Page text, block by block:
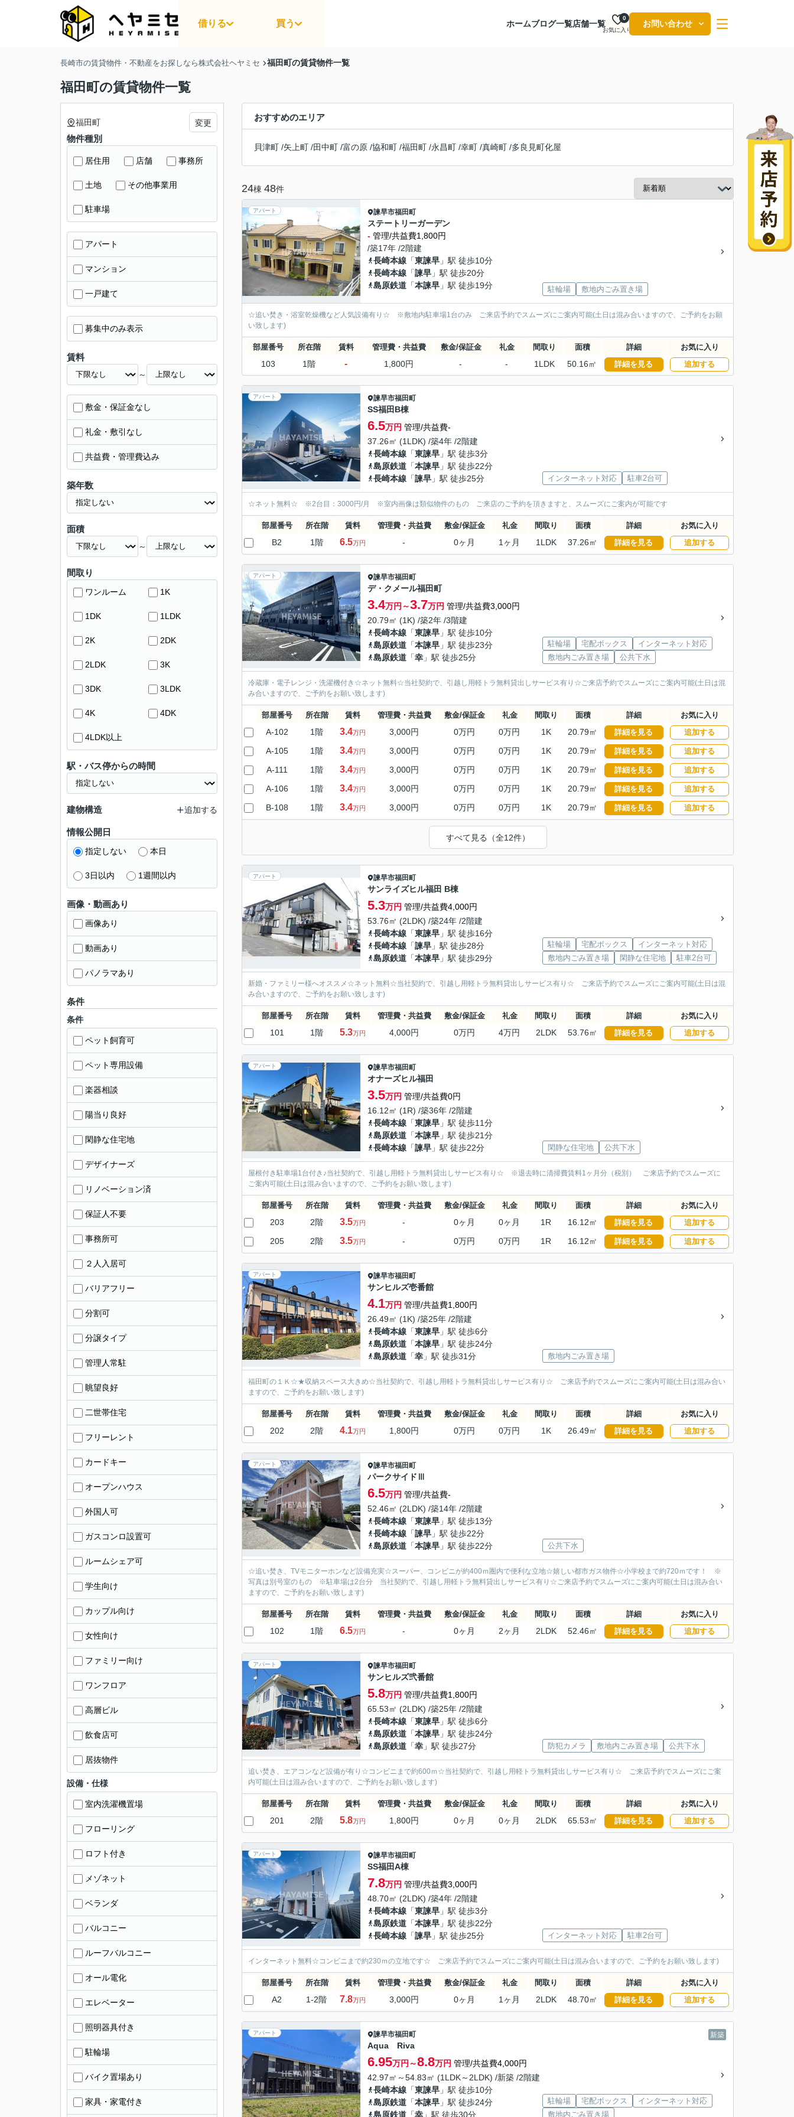
借りる 買う ホームブログ一覧店舗一覧
お気に入り
0
お問い合わせ
長崎市の賃貸物件・不動産をお探しなら株式会社ヘヤミセ 福田町の賃貸物件一覧
福田町の賃貸物件一覧
おすすめのエリア
貝津町 /矢上町 /田中町 /富の原 /協和町 /福田町 /永昌町 /幸町 /真崎町 /多良見町化屋
24棟 48件
アパート 諫早市福田町
ステートリーガーデン
- 管理/共益費1,800円
/築17年 /2階建
長崎本線 「東諫早 」駅 徒歩10分
長崎本線 「諫早 」駅 徒歩20分
島原鉄道 「本諫早 」駅 徒歩19分 駐輪場 敷地内ごみ置き場
☆追い焚き・浴室乾燥機など人気設備有り☆ ※敷地内駐車場1台のみ ご来店予約でスムーズにご案内可能(土日は混み合いますので、ご予約をお願
い致します)
部屋番号 所在階 賃料 管理費・共益費 敷金/保証金 礼金 間取り 面積 詳細 お気に入り
103 1階 - 1,800円 - - 1LDK 50.16㎡ 詳細を見る 追加する
アパート 諫早市福田町
SS福田B棟
6.5万円 管理/共益費-
37.26㎡ (1LDK) /築4年 /2階建
長崎本線 「東諫早 」駅 徒歩3分
島原鉄道 「本諫早 」駅 徒歩22分
長崎本線 「諫早 」駅 徒歩25分 インターネット対応 駐車2台可
☆ネット無料☆ ※2台目：3000円/月 ※室内画像は類似物件のもの ご来店のご予約を頂きますと、スムーズにご案内が可能です
部屋番号 所在階 賃料 管理費・共益費 敷金/保証金 礼金 間取り 面積 詳細 お気に入り
B2 1階 6.5万円 - 0ヶ月 1ヶ月 1LDK 37.26㎡ 詳細を見る 追加する
アパート 諫早市福田町
デ・クメール福田町
3.4万円～3.7万円 管理/共益費3,000円
20.79㎡ (1K) /築2年 /3階建
長崎本線 「東諫早 」駅 徒歩10分
島原鉄道 「本諫早 」駅 徒歩23分
島原鉄道 「幸 」駅 徒歩25分
駐輪場 宅配ボックス
インターネット対応
敷地内ごみ置き場
公共下水
冷蔵庫・電子レンジ・洗濯機付き☆ネット無料☆当社契約で、引越し用軽トラ無料貸出しサービス有り☆ご来店予約でスムーズにご案内可能(土日は混
み合いますので、ご予約をお願い致します)
部屋番号 所在階 賃料 管理費・共益費 敷金/保証金 礼金 間取り 面積 詳細 お気に入り
A-102 1階 3.4万円 3,000円 0万円 0万円 1K 20.79㎡ 詳細を見る 追加する
A-105 1階 3.4万円 3,000円 0万円 0万円 1K 20.79㎡ 詳細を見る 追加する
A-111 1階 3.4万円 3,000円 0万円 0万円 1K 20.79㎡ 詳細を見る 追加する
A-106 1階 3.4万円 3,000円 0万円 0万円 1K 20.79㎡ 詳細を見る 追加する
B-108 1階 3.4万円 3,000円 0万円 0万円 1K 20.79㎡ 詳細を見る 追加する
すべて見る（全12件）
アパート 諫早市福田町
サンライズヒル福田 B棟
5.3万円 管理/共益費4,000円
53.76㎡ (2LDK) /築24年 /2階建
長崎本線 「東諫早 」駅 徒歩16分
長崎本線 「諫早 」駅 徒歩28分
島原鉄道 「本諫早 」駅 徒歩29分
駐輪場 宅配ボックス
インターネット対応
敷地内ごみ置き場
閑静な住宅地 駐車2台可
新婚・ファミリー様へオススメ☆ネット無料☆当社契約で、引越し用軽トラ無料貸出しサービス有り☆ ご来店予約でスムーズにご案内可能(土日は混
み合いますので、ご予約をお願い致します)
部屋番号 所在階 賃料 管理費・共益費 敷金/保証金 礼金 間取り 面積 詳細 お気に入り
101 1階 5.3万円 4,000円 0万円 4万円 2LDK 53.76㎡ 詳細を見る 追加する
アパート 諫早市福田町
オナーズヒル福田
3.5万円 管理/共益費0円
16.12㎡ (1R) /築36年 /2階建
長崎本線 「東諫早 」駅 徒歩11分
島原鉄道 「本諫早 」駅 徒歩21分
長崎本線 「諫早 」駅 徒歩22分 閑静な住宅地 公共下水
屋根付き駐車場1台付き♪当社契約で、引越し用軽トラ無料貸出しサービス有り☆ ※退去時に清掃費賃料1ヶ月分（税別） ご来店予約でスムーズに
ご案内可能(土日は混み合いますので、ご予約をお願い致します)
部屋番号 所在階 賃料 管理費・共益費 敷金/保証金 礼金 間取り 面積 詳細 お気に入り
203 2階 3.5万円 - 0ヶ月 0ヶ月 1R 16.12㎡ 詳細を見る 追加する
205 2階 3.5万円 - 0万円 0万円 1R 16.12㎡ 詳細を見る 追加する
アパート 諫早市福田町
サンヒルズ壱番館
4.1万円 管理/共益費1,800円
26.49㎡ (1K) /築25年 /2階建
長崎本線 「東諫早 」駅 徒歩6分
島原鉄道 「本諫早 」駅 徒歩24分
島原鉄道 「幸 」駅 徒歩31分 敷地内ごみ置き場
福田町の１Ｋ☆★収納スペース大きめ☆当社契約で、引越し用軽トラ無料貸出しサービス有り☆ ご来店予約でスムーズにご案内可能(土日は混み合い
ますので、ご予約をお願い致します)
部屋番号 所在階 賃料 管理費・共益費 敷金/保証金 礼金 間取り 面積 詳細 お気に入り
202 2階 4.1万円 1,800円 0万円 0万円 1K 26.49㎡ 詳細を見る 追加する
アパート 諫早市福田町
パークサイドⅢ
6.5万円 管理/共益費-
52.46㎡ (2LDK) /築14年 /2階建
長崎本線 「東諫早 」駅 徒歩13分
長崎本線 「諫早 」駅 徒歩22分
島原鉄道 「本諫早 」駅 徒歩22分 公共下水
☆追い焚き、TVモニターホンなど設備充実☆スーパー、コンビニが約400ｍ圏内で便利な立地☆嬉しい都市ガス物件☆小学校まで約720ｍです！ ※
写真は別号室のもの ※駐車場は2台分 当社契約で、引越し用軽トラ無料貸出しサービス有り☆ご来店予約でスムーズにご案内可能(土日は混み合い
ますので、ご予約をお願い致します)
部屋番号 所在階 賃料 管理費・共益費 敷金/保証金 礼金 間取り 面積 詳細 お気に入り
102 1階 6.5万円 - 0ヶ月 2ヶ月 2LDK 52.46㎡ 詳細を見る 追加する
アパート 諫早市福田町
サンヒルズ弐番館
5.8万円 管理/共益費1,800円
65.53㎡ (2LDK) /築25年 /2階建
長崎本線 「東諫早 」駅 徒歩6分
島原鉄道 「本諫早 」駅 徒歩24分
島原鉄道 「幸 」駅 徒歩27分 防犯カメラ 敷地内ごみ置き場 公共下水
追い焚き、エアコンなど設備が有り☆コンビニまで約600ｍ☆当社契約で、引越し用軽トラ無料貸出しサービス有り☆ ご来店予約でスムーズにご案
内可能(土日は混み合いますので、ご予約をお願い致します)
部屋番号 所在階 賃料 管理費・共益費 敷金/保証金 礼金 間取り 面積 詳細 お気に入り
201 2階 5.8万円 1,800円 0ヶ月 0ヶ月 2LDK 65.53㎡ 詳細を見る 追加する
アパート 諫早市福田町
SS福田A棟
7.8万円 管理/共益費3,000円
48.70㎡ (2LDK) /築4年 /2階建
長崎本線 「東諫早 」駅 徒歩3分
島原鉄道 「本諫早 」駅 徒歩22分
長崎本線 「諫早 」駅 徒歩25分 インターネット対応 駐車2台可
インターネット無料☆コンビニまで約230ｍの立地です☆ ご来店予約でスムーズにご案内可能(土日は混み合いますので、ご予約をお願い致します)
部屋番号 所在階 賃料 管理費・共益費 敷金/保証金 礼金 間取り 面積 詳細 お気に入り
A2 1-2階 7.8万円 3,000円 0ヶ月 1ヶ月 2LDK 48.70㎡ 詳細を見る 追加する
アパート 新築
諫早市福田町
Aqua Riva
6.95万円～8.8万円 管理/共益費4,000円
42.97㎡～54.83㎡ (1LDK～2LDK) /新築 /2階建
長崎本線 「東諫早 」駅 徒歩10分
島原鉄道 「本諫早 」駅 徒歩24分
島原鉄道 「幸 」駅 徒歩30分
駐輪場 宅配ボックス
インターネット対応
敷地内ごみ置き場
福田町 変更
物件種別
居住用 店舗 事務所
土地 その他事業用
駐車場
アパート
マンション
一戸建て
募集中のみ表示
賃料
～
敷金・保証金なし
礼金・敷引なし
共益費・管理費込み
築年数
面積
～
間取り
ワンルーム 1K
1DK 1LDK
2K 2DK
2LDK 3K
3DK 3LDK
4K 4DK
4LDK以上
駅・バス停からの時間
建物構造 追加する
情報公開日
指定しない 本日
3日以内 1週間以内
画像・動画あり
画像あり
動画あり
パノラマあり
条件
条件
ペット飼育可
ペット専用設備
楽器相談
陽当り良好
閑静な住宅地
デザイナーズ
リノベーション済
保証人不要
事務所可
２人入居可
バリアフリー
分割可
分譲タイプ
管理人常駐
眺望良好
二世帯住宅
フリーレント
カードキー
オープンハウス
外国人可
ガスコンロ設置可
ルームシェア可
学生向け
カップル向け
女性向け
ファミリー向け
ワンフロア
高層ビル
飲食店可
居抜物件
設備・仕様
室内洗濯機置場
フローリング
ロフト付き
メゾネット
ベランダ
バルコニー
ルーフバルコニー
オール電化
エレベーター
照明器具付き
駐輪場
バイク置場あり
家具・家電付き